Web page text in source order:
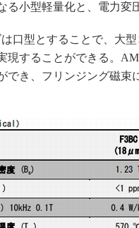
る小型軽量化と、電力変
口型とすることで、大
現することができる。
でき、フリンジング磁束